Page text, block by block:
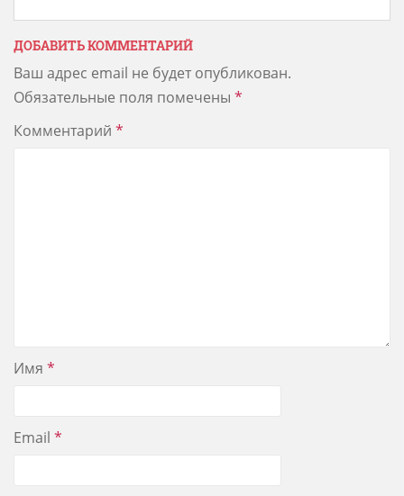
ДОБАВИТЬ КОММЕНТАРИЙ
Ваш адрес email не будет опубликован.
Обязательные поля помечены *
Комментарий *
Имя *
Email *